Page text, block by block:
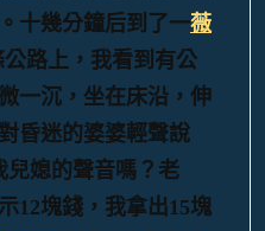
十幾分鐘后到了一薇
公路上，我看到有公
一沉，坐在床沿，伸
昏迷的婆婆輕聲說
兒媳的聲音嗎？老
12塊錢，我拿出15塊